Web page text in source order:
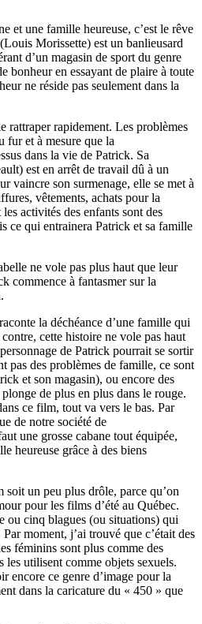
et une famille heureuse, c’est le rêve
Morissette) est un banlieusard
d’un magasin de sport du genre
bonheur en essayant de plaire à toute
ne réside pas seulement dans la
rattraper rapidement. Les problèmes
fur et à mesure que la
dans la vie de Patrick. Sa
est en arrêt de travail dû à un
vaincre son surmenage, elle se met à
vêtements, achats pour la
activités des enfants sont des
ce qui entrainera Patrick et sa famille
ne vole pas plus haut que leur
commence à fantasmer sur la
raconte la déchéance d’une famille qui
cette histoire ne vole pas haut
de Patrick pourrait se sortir
pas des problèmes de famille, ce sont
et son magasin), ou encore des
de plus en plus dans le rouge.
ce film, tout va vers le bas. Par
de notre société de
une grosse cabane tout équipée,
heureuse grâce à des biens
soit un peu plus drôle, parce qu’on
pour les films d’été au Québec.
ou cinq blagues (ou situations) qui
moment, j’ai trouvé que c’était des
féminins sont plus comme des
les utilisent comme objets sexuels.
encore ce genre d’image pour la
dans la caricature du « 450 » que